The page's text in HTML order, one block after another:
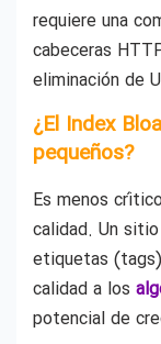
requiere una
cabeceras
eliminación de
¿El Index
pequeños?
Es menos
calidad. Un
etiquetas
calidad a los
potencial de